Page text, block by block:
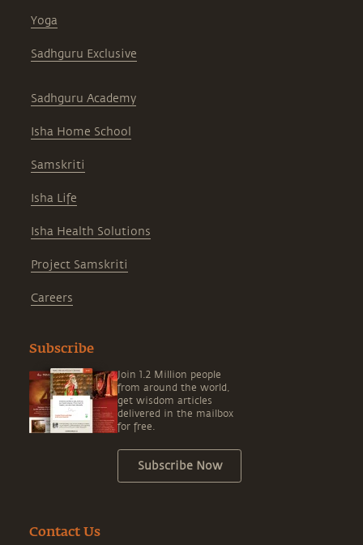
Yoga
Sadhguru Exclusive
Sadhguru Academy
Isha Home School
Samskriti
Isha Life
Isha Health Solutions
Project Samskriti
Careers
Subscribe
Join 1.2 Million people
from around the world,
get wisdom articles
delivered in the mailbox
for free.
Subscribe Now
Contact Us